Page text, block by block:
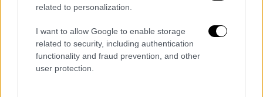
related to personalization.
I want to allow Google to enable storage
related to security, including authentication
functionality and fraud prevention, and other
user protection.
Εάν η λέξη «κωλοτούμπα» έκανε γνωστό τον
ΣΥΡΙΖΑσε όλη τηνΕυρώπη , η έννοια
«καρέκλα με κάθε τρόπο» είναι αυτή που
τους χαρακτήριζε και εξακολουθεί να τους
διακρίνει μέχρι σήμερα.